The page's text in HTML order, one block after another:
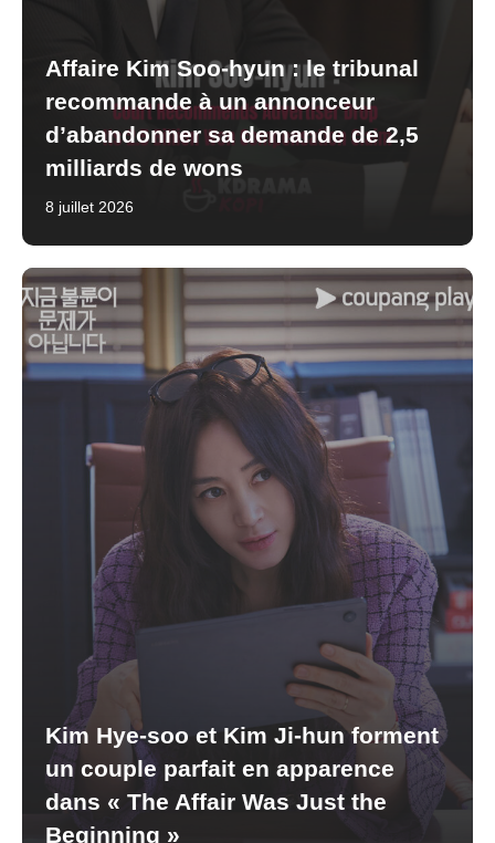
Affaire Kim Soo-hyun : le tribunal
recommande à un annonceur
d’abandonner sa demande de 2,5
milliards de wons
8 juillet 2026
Kim Hye-soo et Kim Ji-hun forment
un couple parfait en apparence
dans « The Affair Was Just the
Beginning »